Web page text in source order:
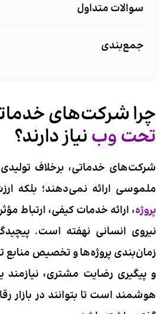
سوالات متداول
جمع‌بندی
چرا شرکت‌های
تحت وبنیاز دارند؟
شرکت‌های خدماتی، برخلاف
ملموسی ارائه نمی‌دهند؛ بلکه
پروژه، ارائه خدمات کیفی، ارتباط
نیروی انسانی نهفته است.
زمان‌بندی پروژه‌ها و تخصیص
و پیگیری رضایت مشتری، نیازمند
هوشمند است تا بتوانند در بازار